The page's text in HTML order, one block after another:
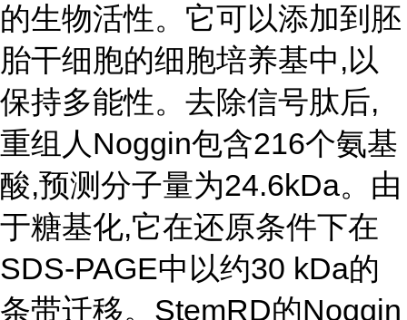
的生物活性。它可以添加到胚
胎干细胞的细胞培养基中,以
保持多能性。去除信号肽后,
重组人Noggin包含216个氨基
酸,预测分子量为24.6kDa。由
于糖基化,它在还原条件下在
SDS-PAGE中以约30 kDa的
条带迁移。StemRD的Noggin